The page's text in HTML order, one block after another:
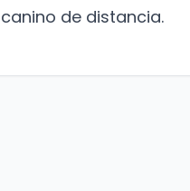
de distancia.